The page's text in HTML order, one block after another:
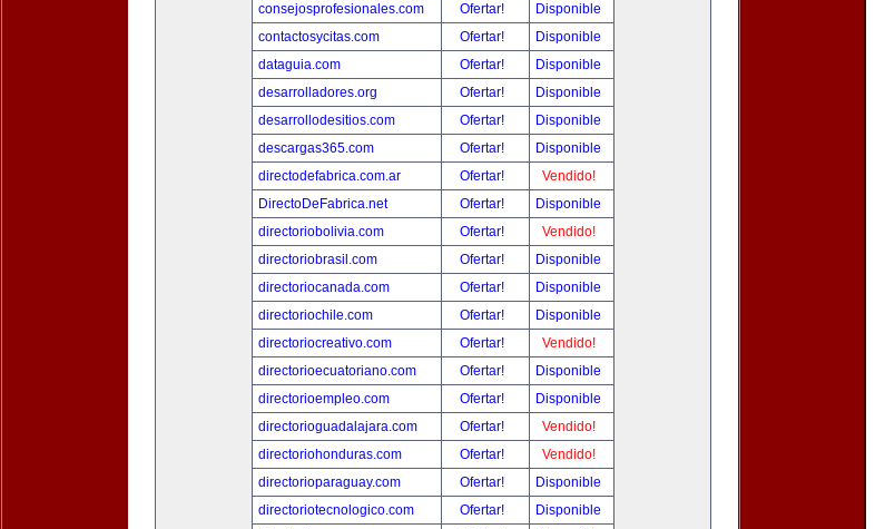
consejosprofesionales.com
Ofertar!
Disponible
contactosycitas.com
Ofertar!
Disponible
dataguia.com
Ofertar!
Disponible
desarrolladores.org
Ofertar!
Disponible
desarrollodesitios.com
Ofertar!
Disponible
descargas365.com
Ofertar!
Disponible
directodefabrica.com.ar
Ofertar!
Vendido!
DirectoDeFabrica.net
Ofertar!
Disponible
directoriobolivia.com
Ofertar!
Vendido!
directoriobrasil.com
Ofertar!
Disponible
directoriocanada.com
Ofertar!
Disponible
directoriochile.com
Ofertar!
Disponible
directoriocreativo.com
Ofertar!
Vendido!
directorioecuatoriano.com
Ofertar!
Disponible
directorioempleo.com
Ofertar!
Disponible
directorioguadalajara.com
Ofertar!
Vendido!
directoriohonduras.com
Ofertar!
Vendido!
directorioparaguay.com
Ofertar!
Disponible
directoriotecnologico.com
Ofertar!
Disponible